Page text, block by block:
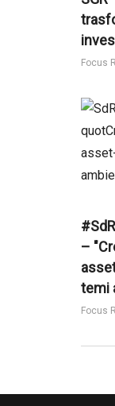
Focus
–
temi
Focus